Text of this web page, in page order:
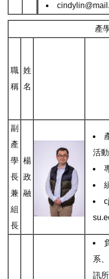
產
職
稱
姓
名
副
產
學
長
兼
組
長
楊
政
融
活
系
訊